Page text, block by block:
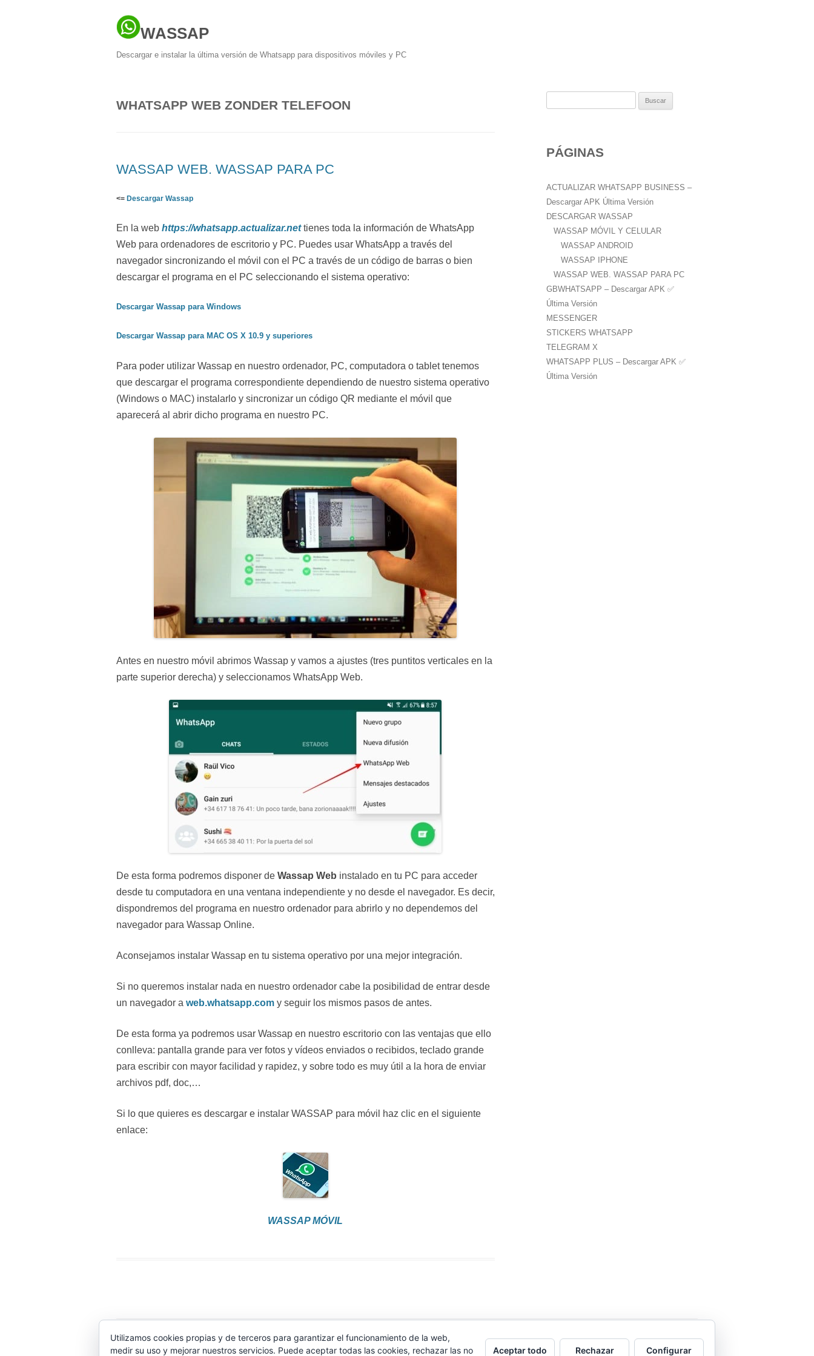
WASSAP
Descargar e instalar la última versión de Whatsapp para dispositivos móviles y PC
WHATSAPP WEB ZONDER TELEFOON
WASSAP WEB. WASSAP PARA PC
<= Descargar Wassap
En la web https://whatsapp.actualizar.nettienes toda la información de WhatsApp
Web para ordenadores de escritorio y PC. Puedes usar WhatsApp a través del
navegador sincronizando el móvil con el PC a través de un código de barras o bien
descargar el programa en el PC seleccionando el sistema operativo:
Descargar Wassap para Windows
Descargar Wassap para MAC OS X 10.9 y superiores
Para poder utilizar Wassap en nuestro ordenador, PC, computadora o tablet tenemos
que descargar el programa correspondiente dependiendo de nuestro sistema operativo
(Windows o MAC) instalarlo y sincronizar un código QR mediante el móvil que
aparecerá al abrir dicho programa en nuestro PC.
Antes en nuestro móvil abrimos Wassap y vamos a ajustes (tres puntitos verticales en la
parte superior derecha) y seleccionamos WhatsApp Web.
De esta forma podremos disponer de Wassap Web instalado en tu PC para acceder
desde tu computadora en una ventana independiente y no desde el navegador. Es decir,
dispondremos del programa en nuestro ordenador para abrirlo y no dependemos del
navegador para Wassap Online.
Aconsejamos instalar Wassap en tu sistema operativo por una mejor integración.
Si no queremos instalar nada en nuestro ordenador cabe la posibilidad de entrar desde
un navegador a web.whatsapp.com y seguir los mismos pasos de antes.
De esta forma ya podremos usar Wassap en nuestro escritorio con las ventajas que ello
conlleva: pantalla grande para ver fotos y vídeos enviados o recibidos, teclado grande
para escribir con mayor facilidad y rapidez, y sobre todo es muy útil a la hora de enviar
archivos pdf, doc,…
Si lo que quieres es descargar e instalar WASSAP para móvil haz clic en el siguiente
enlace:
WASSAP MÓVIL
a
:
PÁGINAS
ACTUALIZAR WHATSAPP BUSINESS –
Descargar APK Última Versión
DESCARGAR WASSAP
WASSAP MÓVIL Y CELULAR
WASSAP ANDROID
WASSAP IPHONE
WASSAP WEB. WASSAP PARA PC
GBWHATSAPP – Descargar APK ✅️
Última Versión
MESSENGER
STICKERS WHATSAPP
TELEGRAM X
WHATSAPP PLUS – Descargar APK ✅️
Última Versión
Wassap.net proporciona ayuda no oficial para la aplicación WhatsApp. La marca pertenece a Facebook y no tenemos relación alguna con ella.
Utilizamos cookies propias y de terceros para garantizar el funcionamiento de la web,
medir su uso y mejorar nuestros servicios. Puede aceptar todas las cookies, rechazar las no
Aceptar todo Rechazar Configurar